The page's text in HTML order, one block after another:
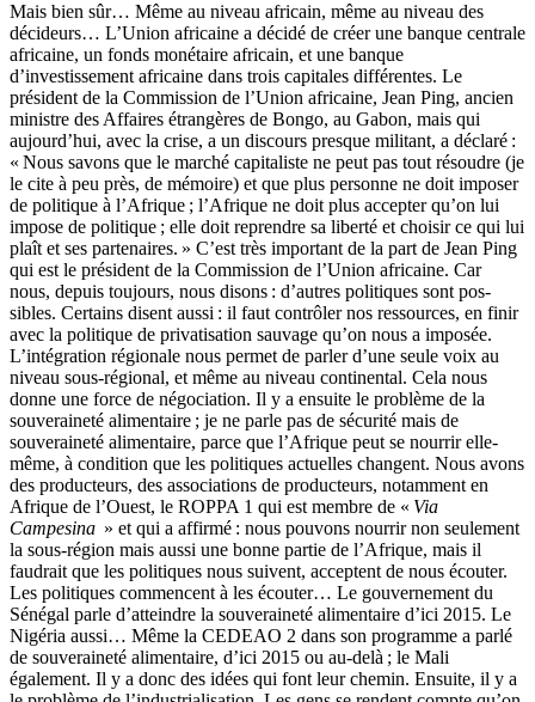
Mais bien sûr… Même au niveau africain, même au niveau des
décideurs… L’Union africaine a décidé de créer une banque centrale
africaine, un fonds monétaire africain, et une banque
d’investissement africaine dans trois capi­tales différentes. Le
président de la Commission de l’Union africaine, Jean Ping, ancien
ministre des Affaires étrangères de Bongo, au Gabon, mais qui
aujourd’hui, avec la crise, a un discours presque militant, a déclaré :
« Nous savons que le marché capitaliste ne peut pas tout résoudre (je
le cite à peu près, de mémoire) et que plus personne ne doit imposer
de politique à l’Afrique ; l’Afrique ne doit plus accepter qu’on lui
impose de politique ; elle doit repren­dre sa liberté et choisir ce qui lui
plaît et ses partenaires. » C’est très important de la part de Jean Ping
qui est le président de la Commission de l’Union afri­caine. Car
nous, depuis toujours, nous disons : d’autres politiques sont pos­
sibles. Certains disent aussi : il faut contrôler nos ressources, en finir
avec la politique de privatisation sauvage qu’on nous a imposée.
L’intégration régionale nous permet de parler d’une seule voix au
niveau sous-régional, et même au niveau continental. Cela nous
donne une force de négociation. Il y a ensuite le problème de la
souveraineté alimentaire ; je ne parle pas de sécurité mais de
souveraineté alimentaire, parce que l’Afrique peut se nour­rir elle-
même, à condition que les politiques actuelles changent. Nous avons
des producteurs, des associations de producteurs, notamment en
Afrique de l’Ouest, le ROPPA 1 qui est membre de « Via
Campesina » et qui a affirmé : nous pouvons nourrir non seulement
la sous-région mais aussi une bonne par­tie de l’Afrique, mais il
faudrait que les politiques nous suivent, acceptent de nous écouter.
Les politiques commencent à les écouter… Le gouverne­ment du
Sénégal parle d’atteindre la souveraineté alimentaire d’ici 2015. Le
Nigéria aussi… Même la CEDEAO 2 dans son programme a parlé
de souve­raineté alimentaire, d’ici 2015 ou au-delà ; le Mali
également. Il y a donc des idées qui font leur chemin. Ensuite, il y a